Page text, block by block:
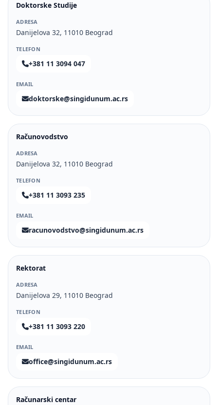
Doktorske Studije
ADRESA
Danijelova 32, 11010 Beograd
TELEFON
+381 11 3094 047
EMAIL
doktorske@singidunum.ac.rs
Računovodstvo
ADRESA
Danijelova 32, 11010 Beograd
TELEFON
+381 11 3093 235
EMAIL
racunovodstvo@singidunum.ac.rs
Rektorat
ADRESA
Danijelova 29, 11010 Beograd
TELEFON
+381 11 3093 220
EMAIL
office@singidunum.ac.rs
Računarski centar